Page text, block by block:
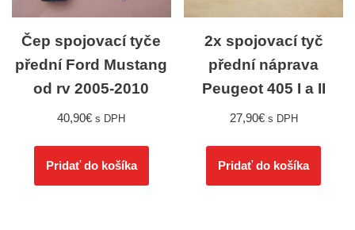
Čep spojovací tyče
přední Ford Mustang
od rv 2005-2010
40,90€ s DPH
Pridať do košíka
2x spojovací tyč
přední náprava
Peugeot 405 I a II
27,90€ s DPH
Pridať do košíka